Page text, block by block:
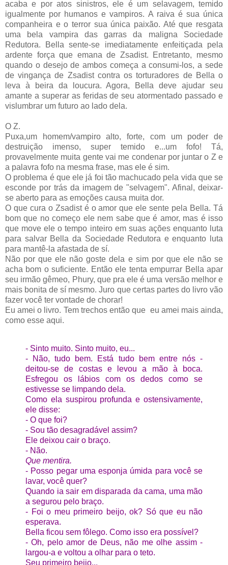
acaba e por atos sinistros, ele é um selavagem, temido
igualmente por humanos e vampiros. A raiva é sua única
companheira e o terror sua única paixão. Até que resgata
uma bela vampira das garras da maligna Sociedade
Redutora. Bella sente-se imediatamente enfeitiçada pela
ardente força que emana de Zsadist. Entretanto, mesmo
quando o desejo de ambos começa a consumi-los, a sede
de vingança de Zsadist contra os torturadores de Bella o
leva à beira da loucura. Agora, Bella deve ajudar seu
amante a superar as feridas de seu atormentado passado e
vislumbrar um futuro ao lado dela.
O Z.
Puxa,um homem/vampiro alto, forte, com um poder de
destruição imenso, super temido e...um fofo! Tá,
provavelmente muita gente vai me condenar por juntar o Z e
a palavra fofo na mesma frase, mas ele é sim.
O problema é que ele já foi tão machucado pela vida que se
esconde por trás da imagem de "selvagem". Afinal, deixar-
se aberto para as emoções causa muita dor.
O que cura o Zsadist é o amor que ele sente pela Bella. Tá
bom que no começo ele nem sabe que é amor, mas é isso
que move ele o tempo inteiro em suas ações enquanto luta
para salvar Bella da Sociedade Redutora e enquanto luta
para mantê-la afastada de sí.
Não por que ele não goste dela e sim por que ele não se
acha bom o suficiente. Então ele tenta empurrar Bella apar
seu irmão gêmeo, Phury, que pra ele é uma versão melhor e
mais bonita de sí mesmo. Juro que certas partes do livro vão
fazer você ter vontade de chorar!
Eu amei o livro. Tem trechos então que eu amei mais ainda,
como esse aqui.
- Sinto muito. Sinto muito, eu...
- Não, tudo bem. Está tudo bem entre nós -
deitou-se de costas e levou a mão à boca.
Esfregou os lábios com os dedos como se
estivesse se limpando dela.
Como ela suspirou profunda e ostensivamente,
ele disse:
- O que foi?
- Sou tão desagradável assim?
Ele deixou cair o braço.
- Não.
Que mentira.
- Posso pegar uma esponja úmida para você se
lavar, você quer?
Quando ia sair em disparada da cama, uma mão
a segurou pelo braço.
- Foi o meu primeiro beijo, ok? Só que eu não
esperava.
Bella ficou sem fôlego. Como isso era possível?
- Oh, pelo amor de Deus, não me olhe assim -
largou-a e voltou a olhar para o teto.
Seu primeiro beijo...